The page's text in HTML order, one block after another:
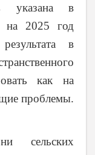
указана в
на 2025 год
в
как на
проблемы.
сельских